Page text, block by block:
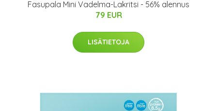
Fasupala Mini Vadelma-Lakritsi - 56% alennus
79 EUR
LISÄTIETOJA